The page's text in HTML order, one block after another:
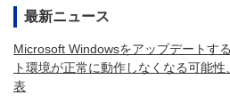
最新ニュース
Microsoft Windowsをアップデートす
ト環境が正常に動作しなくなる可能
表